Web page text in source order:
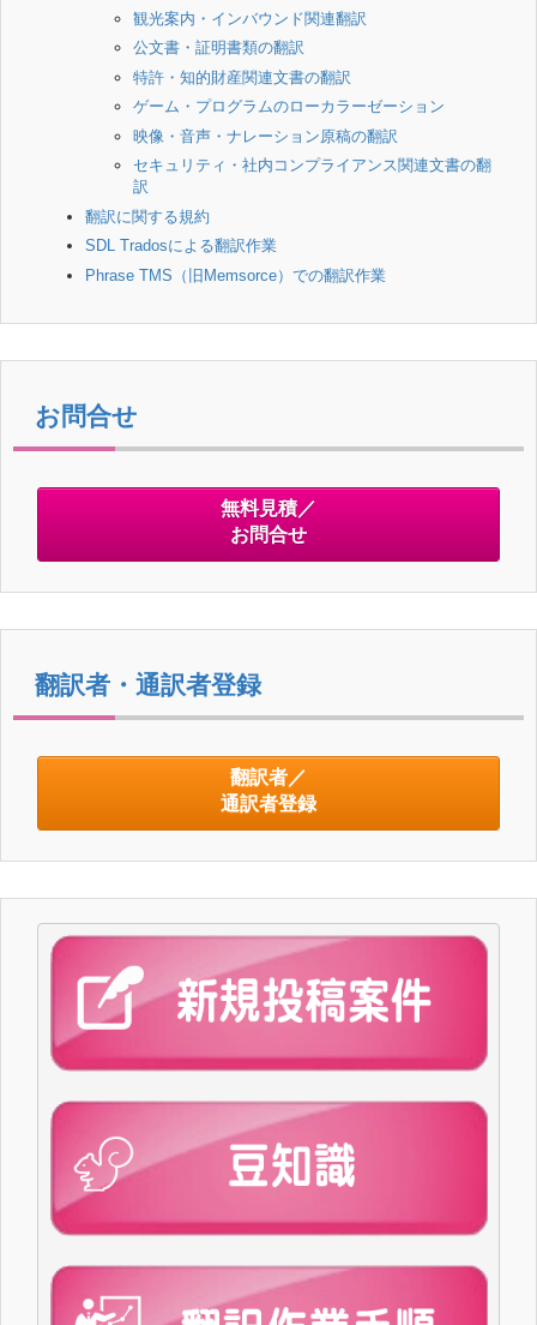
観光案内・インバウンド関連翻訳
公文書・証明書類の翻訳
特許・知的財産関連文書の翻訳
ゲーム・プログラムのローカラーゼーション
映像・音声・ナレーション原稿の翻訳
セキュリティ・社内コンプライアンス関連文書の翻
訳
翻訳に関する規約
SDL Tradosによる翻訳作業
Phrase TMS（旧Memsorce）での翻訳作業
お問合せ
無料見積／
お問合せ
翻訳者・通訳者登録
翻訳者／
通訳者登録